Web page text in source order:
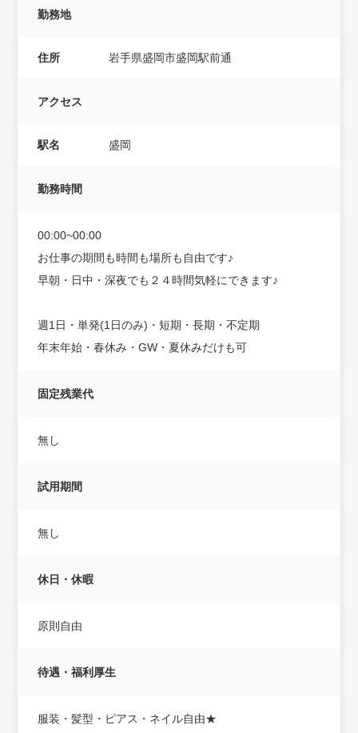
勤務地
住所 岩手県盛岡市盛岡駅前通
アクセス
駅名 盛岡
勤務時間
00:00~00:00
お仕事の期間も時間も場所も自由です♪
早朝・日中・深夜でも２４時間気軽にできます♪
週1日・単発(1日のみ)・短期・長期・不定期
年末年始・春休み・GW・夏休みだけも可
固定残業代
無し
試用期間
無し
休日・休暇
原則自由
待遇・福利厚生
服装・髪型・ピアス・ネイル自由★